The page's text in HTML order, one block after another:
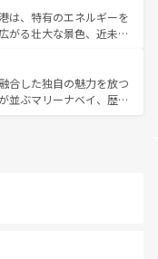
訪れてもあたたかい人々
っと忘れられない旅にな
ーケットやクラビの美し
ことができる。タイ料理
季節にも異なる楽しみ
の人々、仏教を中心とし
、訪れる旅人を魅了し続
は、特有のエネルギーを
がる壮大な景色、近未来
観光スポットが密集し
るのも魅力。息をのむよ
香港を存分に楽しみ尽く
合した独自の魅力を放つ
並ぶマリーナベイ、歴史
める外せないスポット